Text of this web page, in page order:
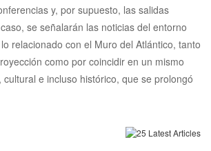
y, por supuesto, las salidas
se señalarán las noticias del entorno
relacionado con el Muro del Atlántico, tanto
como por coincidir en un mismo
e incluso histórico, que se prolongó